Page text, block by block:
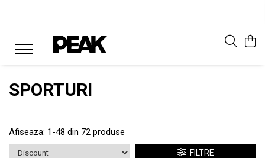
SPORTURI
Afiseaza: 1-48 din 72 produse
FILTRE